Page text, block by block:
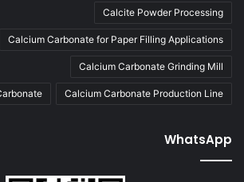
Calcite Powder Processing
Calcium Carbonate for Paper Filling Applications
Calcium Carbonate Grinding Mill
Calcium Carbonate Production Line
WhatsApp